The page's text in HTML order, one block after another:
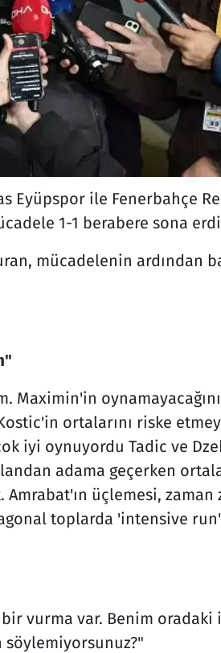
Eyüpspor ile Fenerbahçe
1-1 berabere sona
mücadelenin ardından
Maximin'in oynamayacağını
ortalarını riske
iyi oynuyordu Tadic ve
adama geçerken
üçlemesi, zaman
toplarda 'intensive run'
vurma var. Benim oradaki